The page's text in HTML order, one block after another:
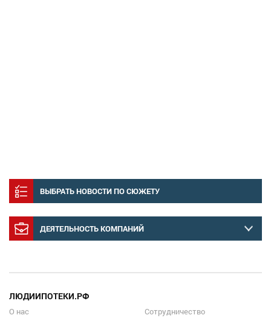
ВЫБРАТЬ НОВОСТИ ПО СЮЖЕТУ
ДЕЯТЕЛЬНОСТЬ КОМПАНИЙ
ЛЮДИИПОТЕКИ.РФ
О нас
Сотрудничество